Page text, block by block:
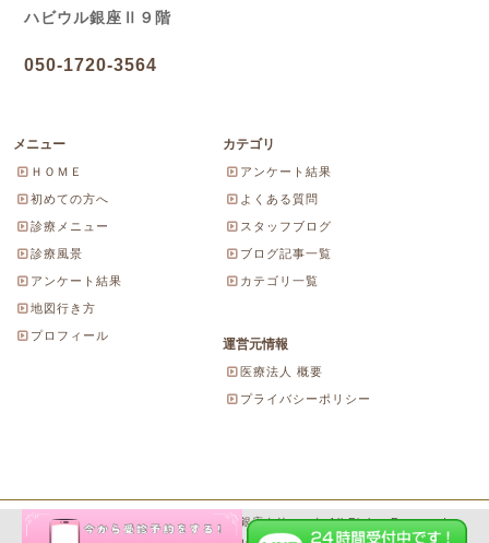
ハビウル銀座Ⅱ９階
050-1720-3564
メニュー
ＨＯＭＥ
初めての方へ
診療メニュー
診療風景
アンケート結果
地図行き方
プロフィール
カテゴリ
アンケート結果
よくある質問
スタッフブログ
ブログ記事一覧
カテゴリ一覧
運営元情報
医療法人 概要
プライバシーポリシー
Copyright© 2026 にしやま由美東京銀座クリニック All Rights Reserved.